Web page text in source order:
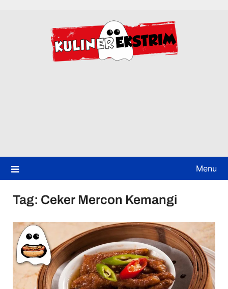
Menu
Tag: Ceker Mercon Kemangi